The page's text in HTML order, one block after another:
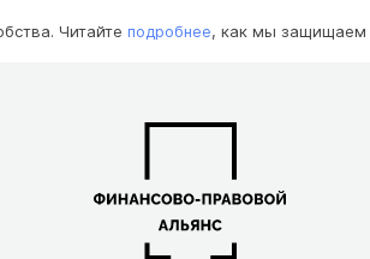
Читайте подробнее, как мы защищаем